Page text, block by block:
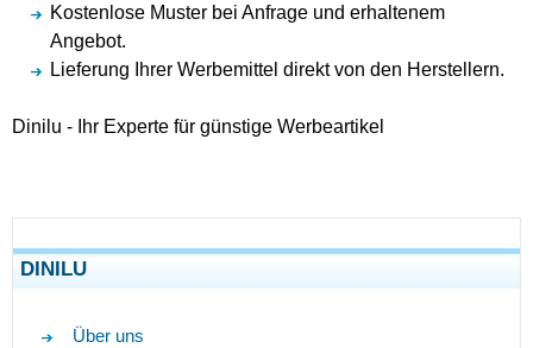
Kostenlose Muster bei Anfrage und erhaltenem
Angebot.
Lieferung Ihrer Werbemittel direkt von den Herstellern.
Dinilu - Ihr Experte für günstige Werbeartikel
DINILU
Über uns